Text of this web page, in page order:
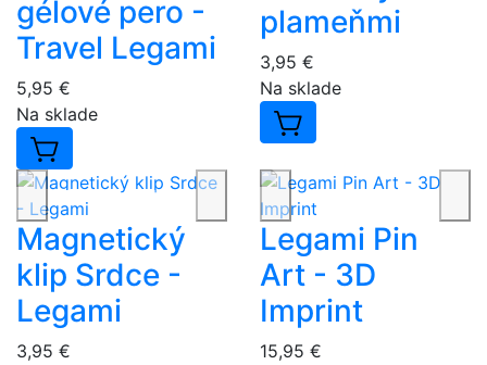
gélové pero -
Travel Legami
5,95 €
Na sklade
plameňmi
3,95 €
Na sklade
Magnetický
klip Srdce -
Legami
3,95 €
Legami Pin
Art - 3D
Imprint
15,95 €